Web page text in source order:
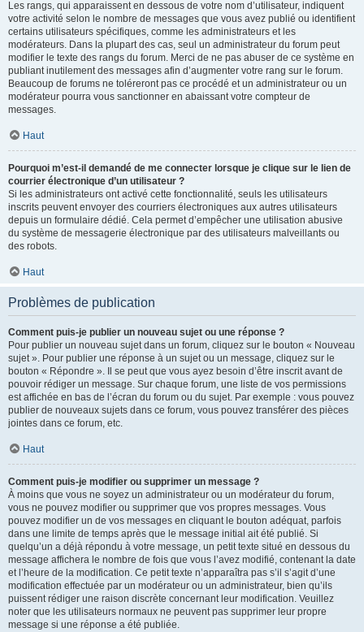
Les rangs, qui apparaissent en dessous de votre nom d’utilisateur, indiquent
votre activité selon le nombre de messages que vous avez publié ou identifient
certains utilisateurs spécifiques, comme les administrateurs et les
modérateurs. Dans la plupart des cas, seul un administrateur du forum peut
modifier le texte des rangs du forum. Merci de ne pas abuser de ce système en
publiant inutilement des messages afin d’augmenter votre rang sur le forum.
Beaucoup de forums ne toléreront pas ce procédé et un administrateur ou un
modérateur pourra vous sanctionner en abaissant votre compteur de
messages.
Haut
Pourquoi m’est-il demandé de me connecter lorsque je clique sur le lien de
courrier électronique d’un utilisateur ?
Si les administrateurs ont activé cette fonctionnalité, seuls les utilisateurs
inscrits peuvent envoyer des courriers électroniques aux autres utilisateurs
depuis un formulaire dédié. Cela permet d’empêcher une utilisation abusive
du système de messagerie électronique par des utilisateurs malveillants ou
des robots.
Haut
Problèmes de publication
Comment puis-je publier un nouveau sujet ou une réponse ?
Pour publier un nouveau sujet dans un forum, cliquez sur le bouton « Nouveau
sujet ». Pour publier une réponse à un sujet ou un message, cliquez sur le
bouton « Répondre ». Il se peut que vous ayez besoin d’être inscrit avant de
pouvoir rédiger un message. Sur chaque forum, une liste de vos permissions
est affichée en bas de l’écran du forum ou du sujet. Par exemple : vous pouvez
publier de nouveaux sujets dans ce forum, vous pouvez transférer des pièces
jointes dans ce forum, etc.
Haut
Comment puis-je modifier ou supprimer un message ?
À moins que vous ne soyez un administrateur ou un modérateur du forum,
vous ne pouvez modifier ou supprimer que vos propres messages. Vous
pouvez modifier un de vos messages en cliquant le bouton adéquat, parfois
dans une limite de temps après que le message initial ait été publié. Si
quelqu’un a déjà répondu à votre message, un petit texte situé en dessous du
message affichera le nombre de fois que vous l’avez modifié, contenant la date
et l’heure de la modification. Ce petit texte n’apparaîtra pas s’il s’agit d’une
modification effectuée par un modérateur ou un administrateur, bien qu’ils
puissent rédiger une raison discrète concernant leur modification. Veuillez
noter que les utilisateurs normaux ne peuvent pas supprimer leur propre
message si une réponse a été publiée.